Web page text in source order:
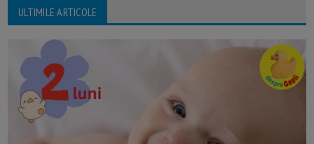
ULTIMILE ARTICOLE